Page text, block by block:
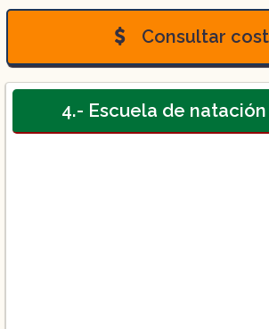
($6,000):
Consultar
4.- Escuela de